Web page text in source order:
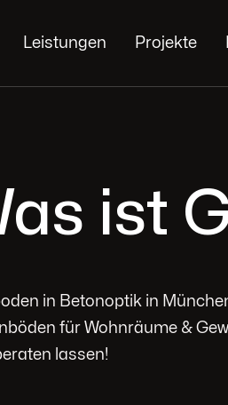
Leistungen Projekte
ist
in Betonoptik in
für Wohnräume &
lassen!